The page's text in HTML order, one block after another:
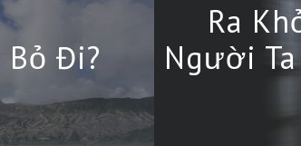
Bỏ Đi?
Ra
Người